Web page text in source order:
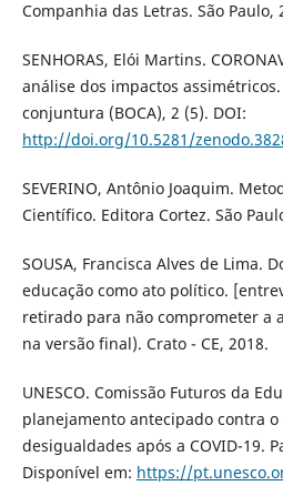
Companhia das Letras. São Paulo,
SENHORAS, Elói Martins.
análise dos impactos
conjuntura (BOCA), 2 (5). DOI:
http://doi.org/10.5281/
SEVERINO, Antônio Joaquim.
Científico. Editora Cortez. São
SOUSA, Francisca Alves de Lima.
educação como ato político.
retirado para não comprometer a
na versão final). Crato - CE, 2018.
UNESCO. Comissão Futuros da
planejamento antecipado contra
desigualdades após a COVID-19.
Disponível em: https://